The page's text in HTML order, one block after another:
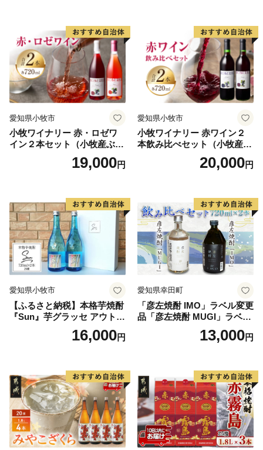
愛知県小牧市
小牧ワイナリー 赤・ロゼワ
イン２本セット（小牧産ぶど
19,000円
愛知県小牧市
小牧ワイナリー 赤ワイン２
本飲み比べセット（小牧産ぶ
どう100％使用）20,000円
愛知県小牧市
【ふるさと納税】本格芋焼酎
『Sun』芋グラッセ アウトド
ア ソロキャンプ ベランピン
グ 巣ごもり 就労支援16,000円
愛知県幸田町
「彦左焼酎 IMO」ラベル変更
品「彦左焼酎 MUGI」ラベル
変更品 飲み比べ セット 合計
2本 720ml×各1本 25度 焼酎
13,000円